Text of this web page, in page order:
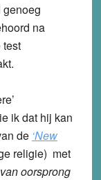
na
ik dat hij kan
de ‘New
religie) met
oorsprong